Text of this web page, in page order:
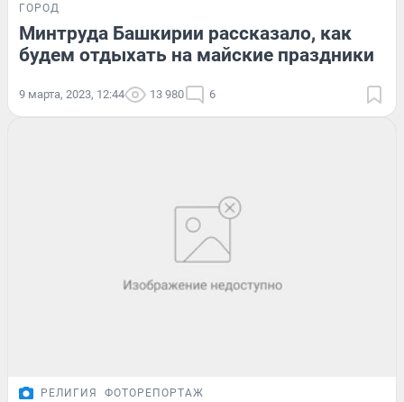
ГОРОД
Минтруда Башкирии рассказало, как
будем отдыхать на майские праздники
9 марта, 2023, 12:44 13 980 6
РЕЛИГИЯ ФОТОРЕПОРТАЖ